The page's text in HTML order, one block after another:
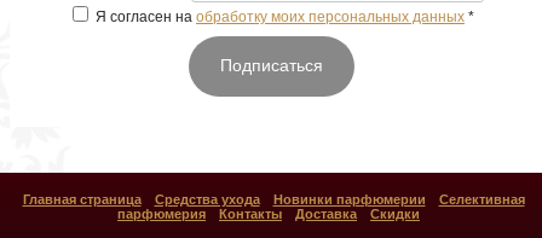
Я согласен на обработку моих персональных данных *
Подписаться
Главная страница Средства ухода Новинки парфюмерии
Селективная
парфюмерия
Контакты Доставка Скидки